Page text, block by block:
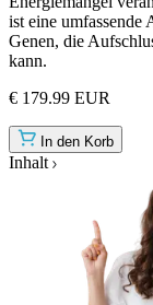
ist eine umfassende
Genen, die
kann.
€ 179.99 EUR
In den Korb
Inhalt